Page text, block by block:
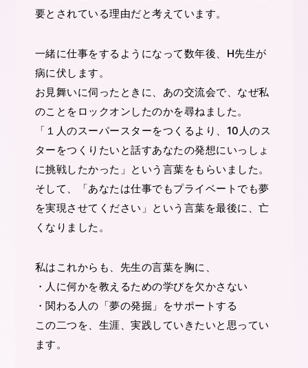
要とされている理由だと考えています。
一緒に仕事をするようになって数年後、H先生が
病に伏します。
お見舞いに伺ったときに、あの交流会で、なぜ私
のことをロックオンしたのかを尋ねました。
「１人のスーパースターをつくるより、10人のス
ターをつくりたいと話すあなたの発想にいっしょ
に挑戦したかった」という言葉をもらいました。
そして、「あなたは仕事でもプライベートでも夢
を実現させてください」という言葉を最後に、亡
くなりました。
私はこれからも、先生の言葉を胸に、
・人に何かを教えるための学びを欠かさない
・関わる人の「夢の発掘」をサポートする
この二つを、生涯、実践していきたいと思ってい
ます。